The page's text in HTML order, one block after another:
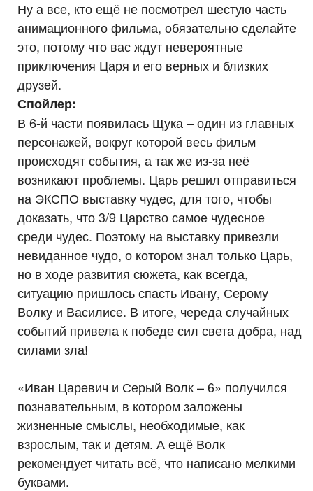
Ну а все, кто ещё не посмотрел шестую часть
анимационного фильма, обязательно сделайте
это, потому что вас ждут невероятные
приключения Царя и его верных и близких
друзей.
Спойлер:
В 6-й части появилась Щука – один из главных
персонажей, вокруг которой весь фильм
происходят события, а так же из-за неё
возникают проблемы. Царь решил отправиться
на ЭКСПО выставку чудес, для того, чтобы
доказать, что 3/9 Царство самое чудесное
среди чудес. Поэтому на выставку привезли
невиданное чудо, о котором знал только Царь,
но в ходе развития сюжета, как всегда,
ситуацию пришлось спасть Ивану, Серому
Волку и Василисе. В итоге, череда случайных
событий привела к победе сил света добра, над
силами зла!
«Иван Царевич и Серый Волк – 6» получился
познавательным, в котором заложены
жизненные смыслы, необходимые, как
взрослым, так и детям. А ещё Волк
рекомендует читать всё, что написано мелкими
буквами.